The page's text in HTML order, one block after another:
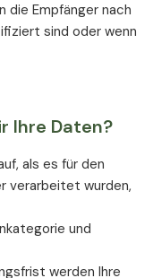
die Empfänger nach
sind oder wenn
Ihre Daten?
als es für den
verarbeitet wurden,
und
werden Ihre